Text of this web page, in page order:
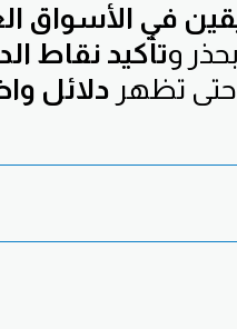
في الأسواق
وتأكيد نقاط
تظهر دلائل